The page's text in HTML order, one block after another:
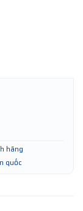
hãng
quốc